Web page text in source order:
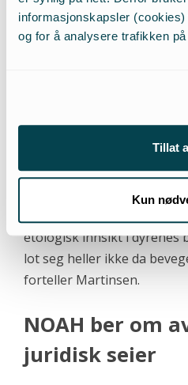
informasjonskapsler
og for å analysere trafikken
Tillat
Kun
Disse beskyldningene er
luften. Tvert imot
dårligere når de skulle
«sterile» forhold
som var mest mulig
Etologiprofessor Bjarne
også ut mot Mattilsynet og
etologisk innsikt i dyrenes
lot seg heller ikke da
forteller Martinsen.
NOAH ber om
juridisk seier